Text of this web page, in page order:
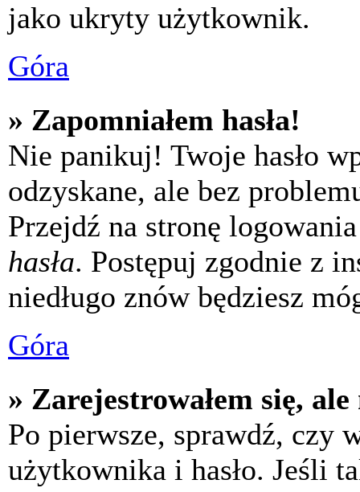
jako ukryty użytkownik.
Góra
» Zapomniałem hasła!
Nie panikuj! Twoje hasło
odzyskane, ale bez
Przejdź na stronę
hasła. Postępuj zgodnie z
niedługo znów będziesz
Góra
» Zarejestrowałem się,
Po pierwsze, sprawdź, czy
użytkownika i hasło. Jeśli